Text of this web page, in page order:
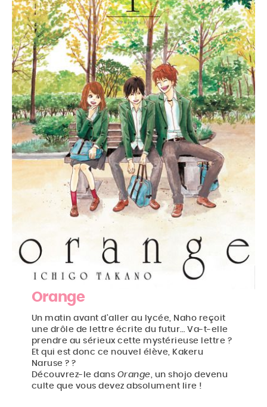
Accueil
Actu
Orange
Un matin avant d’aller au lycée, Naho reçoit
une drôle de lettre écrite du futur… Va-t-elle
prendre au sérieux cette mystérieuse lettre ?
Et qui est donc ce nouvel élève, Kakeru
Naruse ? ?
Découvrez-le dans Orange, un shojo devenu
culte que vous devez absolument lire !